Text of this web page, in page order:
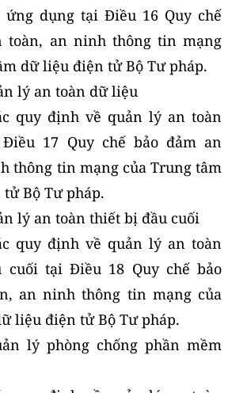
ứng dụng tại Điều 16 Quy chế
toàn, an ninh thông tin mạng
dữ liệu điện tử Bộ Tư pháp.
lý an toàn dữ liệu
quy định về quản lý an toàn
17 Quy chế bảo đảm an
thông tin mạng của Trung tâm
Bộ Tư pháp.
lý an toàn thiết bị đầu cuối
quy định về quản lý an toàn
cuối tại Điều 18 Quy chế bảo
an ninh thông tin mạng của
liệu điện tử Bộ Tư pháp.
lý phòng chống phần mềm